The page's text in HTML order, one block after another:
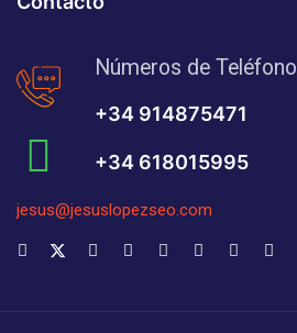
Números de Teléfono
+34 914875471
+34 618015995
jesus@jesuslopezseo.com